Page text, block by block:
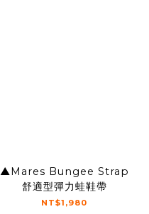
▲Mares Bungee Strap
舒適型彈力蛙鞋帶
NT$1,980